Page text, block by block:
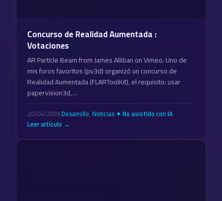
Concurso de Realidad Aumentada :
Votaciones
AR Particle Beam from James Alliban on Vimeo. Uno de
mis foros favoritos (pv3d) organizó un concurso de
Realidad Aumentada (FLARToolKit), el requisito: usar
papervision3d,…
20/04/2009·Desarrollo, Noticias·✦ No asistido con IA
Leer artículo →